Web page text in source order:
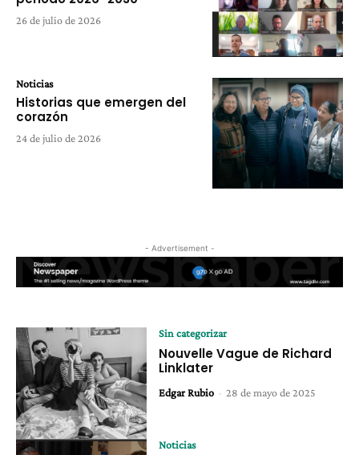
26 de julio de 2026
Noticias
Historias que emergen del
corazón
24 de julio de 2026
- Advertisement -
Sin categorizar
Nouvelle Vague de Richard
Linklater
Edgar Rubio - 28 de mayo de 2025
Noticias